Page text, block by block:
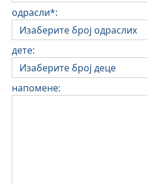
одрасли*:
дете:
напомене: